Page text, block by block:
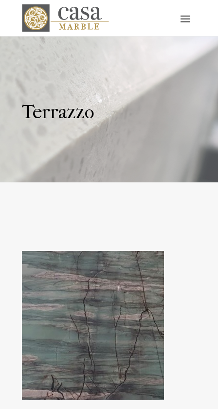
Terrazzo